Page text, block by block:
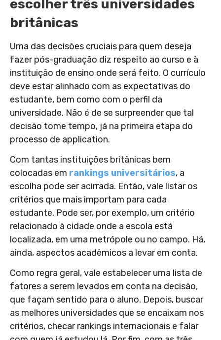
escolher três universidades
britânicas
Uma das decisões cruciais para quem deseja
fazer pós-graduação diz respeito ao curso e à
instituição de ensino onde será feito. O currículo
deve estar alinhado com as expectativas do
estudante, bem como com o perfil da
universidade. Não é de se surpreender que tal
decisão tome tempo, já na primeira etapa do
processo de application.
Com tantas instituições britânicas bem
colocadas em rankings universitários, a
escolha pode ser acirrada. Então, vale listar os
critérios que mais importam para cada
estudante. Pode ser, por exemplo, um critério
relacionado à cidade onde a escola está
localizada, em uma metrópole ou no campo. Há,
ainda, aspectos acadêmicos a levar em conta.
Como regra geral, vale estabelecer uma lista de
fatores a serem levados em conta na decisão,
que façam sentido para o aluno. Depois, buscar
as melhores universidades que se encaixam nos
critérios, checar rankings internacionais e falar